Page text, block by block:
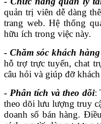
quản trị viên dễ dàng
trang web. Hệ thống
hữu ích trong việc này.
- Chăm sóc khách
hỗ trợ trực tuyến, chat
câu hỏi và giúp đỡ
- Phân tích và theo dõi:
theo dõi lưu lượng truy
doanh số bán hàng.